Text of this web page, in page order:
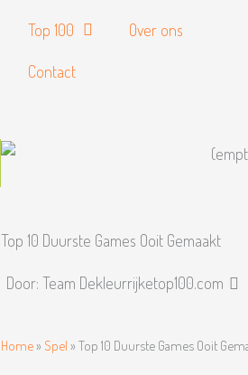
Top 100 Over ons
Contact
Top 10 Duurste Games Ooit Gemaakt
Door: Team Dekleurrijketop100.com
Home» Spel » Top 10 Duurste Games Ooit